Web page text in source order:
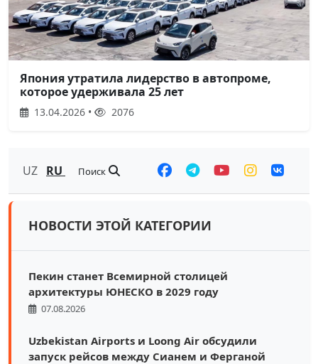
Япония утратила лидерство в автопроме,
которое удерживала 25 лет
13.04.2026 • 2076
UZ RU Поиск
НОВОСТИ ЭТОЙ КАТЕГОРИИ
Пекин станет Всемирной столицей
архитектуры ЮНЕСКО в 2029 году
07.08.2026
Uzbekistan Airports и Loong Air обсудили
запуск рейсов между Сианем и Ферганой